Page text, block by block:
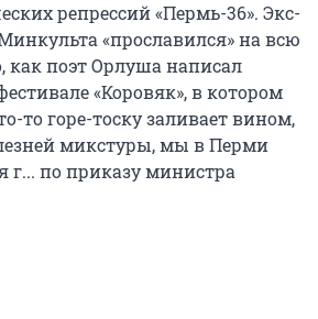
репрессий «Пермь-36». Экс-
«прославился» на всю
как поэт Орлуша написал
«Коровяк», в котором
то горе-тоску заливает вином,
микстуры, мы в Перми
г... по приказу министра